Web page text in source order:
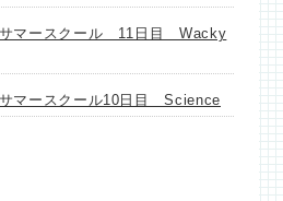
マースクール 11日目 Wacky
マースクール10日目 Science